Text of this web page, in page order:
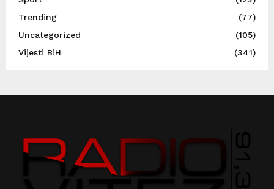
Trending
(77)
Uncategorized
(105)
Vijesti BiH
(341)